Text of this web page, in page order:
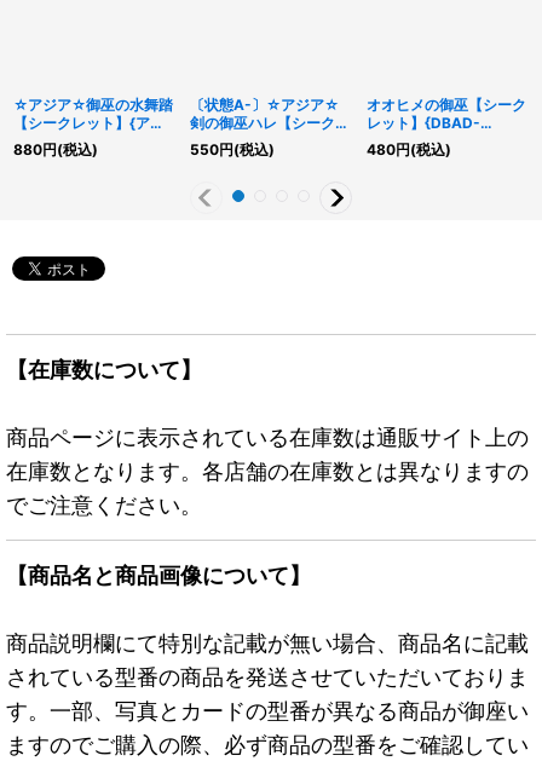
☆アジア☆御巫の水舞踏
【シークレット】{アジ
アTTP1-JP069}《魔
法》
880円(税込)
〔状態A-〕☆アジア☆
剣の御巫ハレ【シークレ
ット】{アジアTTP1-
JP060}《モンスター》
550円(税込)
オオヒメの御巫【シーク
レット】{DBAD-
JP027}《儀式》
480円(税込)
【在庫数について】
商品ページに表示されている在庫数は通販サイト上の
在庫数となります。各店舗の在庫数とは異なりますの
でご注意ください。
【商品名と商品画像について】
商品説明欄にて特別な記載が無い場合、商品名に記載
されている型番の商品を発送させていただいておりま
す。一部、写真とカードの型番が異なる商品が御座い
ますのでご購入の際、必ず商品の型番をご確認してい